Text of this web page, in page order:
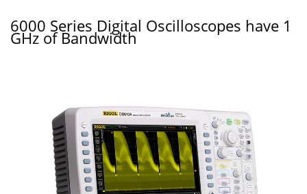
6000 Series Digital Oscilloscopes have 1
GHz of Bandwidth